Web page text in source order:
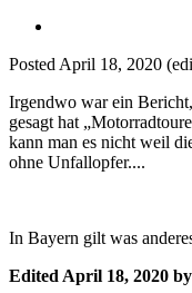
PostedApril 18, 2020
Irgendwo war ein
gesagt hat
kann man es nicht weil
ohne Unfallopfer....
In Bayern gilt was
EditedApril 18, 2020